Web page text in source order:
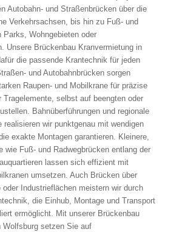
Autobahn- und Straßenbrücken über die
Verkehrsachsen, bis hin zu Fuß- und
Parks, Wohngebieten oder
Unsere Brückenbau Kranvermietung in
die passende Krantechnik für jeden
und Autobahnbrücken sorgen
Raupen- und Mobilkrane für präzise
Tragelemente, selbst auf beengten oder
Bahnüberführungen und regionale
realisieren wir punktgenau mit wendigen
exakte Montagen garantieren. Kleinere,
wie Fuß- und Radwegbrücken entlang der
lassen sich effizient mit
umsetzen. Auch Brücken über
oder Industrieflächen meistern wir durch
die Einhub, Montage und Transport
ermöglicht. Mit unserer Brückenbau
Wolfsburg setzen Sie auf